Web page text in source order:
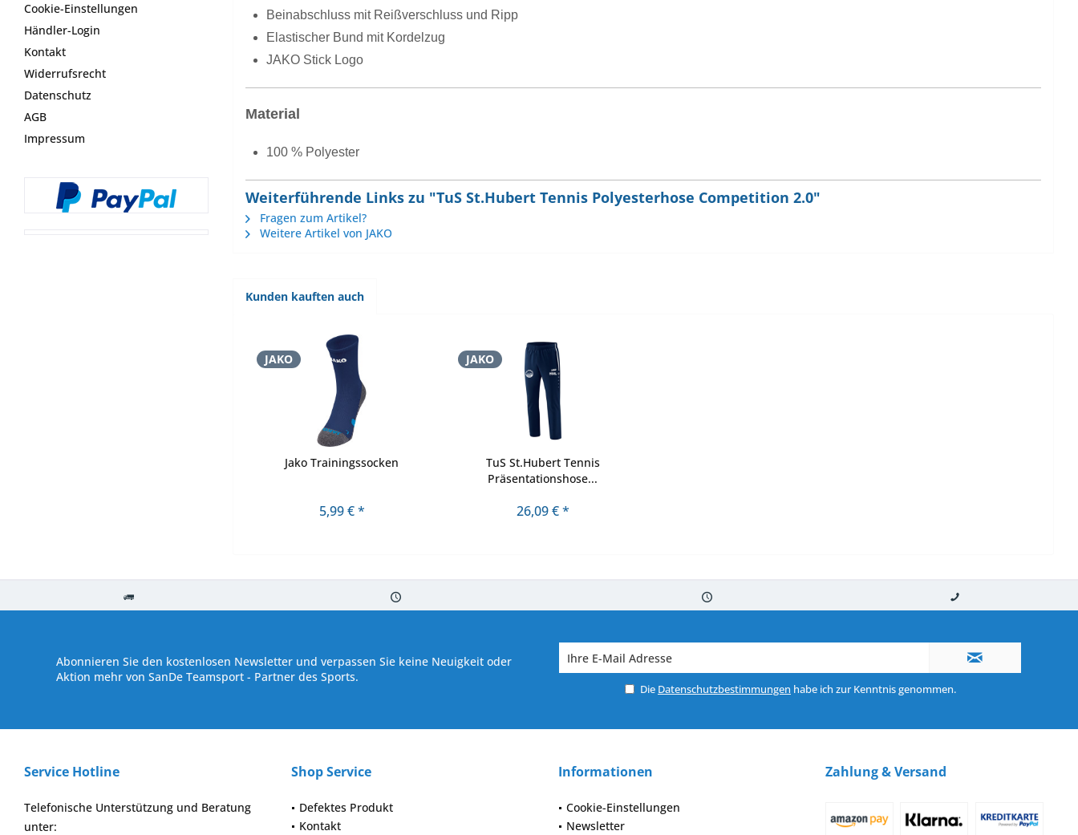
Cookie-Einstellungen
Händler-Login
Kontakt
Widerrufsrecht
Datenschutz
AGB
Impressum
Beinabschluss mit Reißverschluss und Ripp
Elastischer Bund mit Kordelzug
JAKO Stick Logo
Material
100 % Polyester
Weiterführende Links zu "TuS St.Hubert Tennis Polyesterhose Competition 2.0"
Fragen zum Artikel?
Weitere Artikel von JAKO
Kunden kauften auch
JAKO
Jako Trainingssocken
5,99 € *
JAKO
TuS St.Hubert Tennis
Präsentationshose...
26,09 € *
Abonnieren Sie den kostenlosen Newsletter und verpassen Sie keine Neuigkeit oder
Aktion mehr von SanDe Teamsport - Partner des Sports.
Die Datenschutzbestimmungen habe ich zur Kenntnis genommen.
Service Hotline
Telefonische Unterstützung und Beratung
unter:
Shop Service
Defektes Produkt
Kontakt
Informationen
Cookie-Einstellungen
Newsletter
Zahlung & Versand